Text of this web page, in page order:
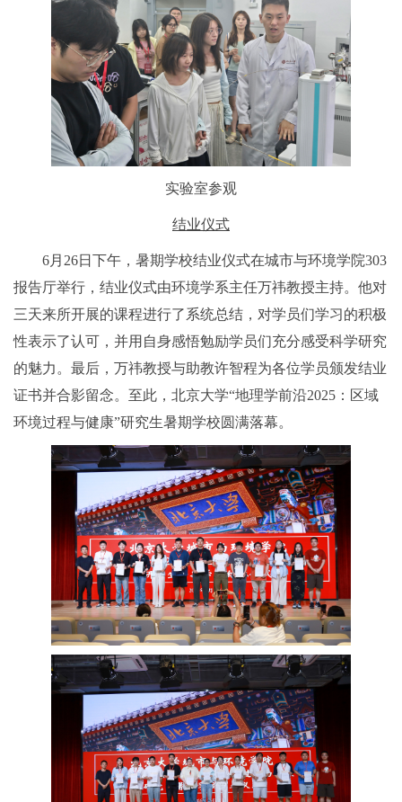
实验室参观
结业仪式
6月26日下午，暑期学校结业仪式在城市与环境学院303
报告厅举行，结业仪式由环境学系主任万祎教授主持。他对
三天来所开展的课程进行了系统总结，对学员们学习的积极
性表示了认可，并用自身感悟勉励学员们充分感受科学研究
的魅力。最后，万祎教授与助教许智程为各位学员颁发结业
证书并合影留念。至此，北京大学“地理学前沿2025：区域
环境过程与健康”研究生暑期学校圆满落幕。